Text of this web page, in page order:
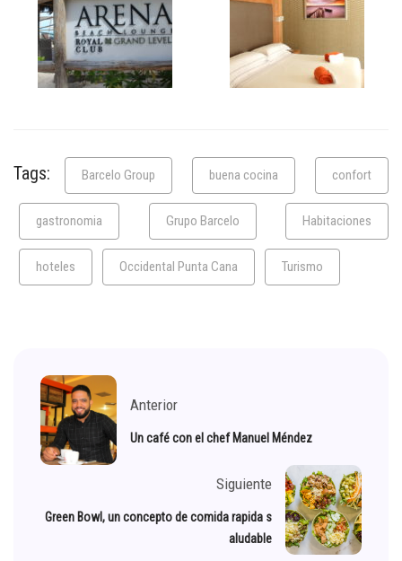
Tags: Barcelo Group buena cocina confort
gastronomia Grupo Barcelo Habitaciones
hoteles Occidental Punta Cana Turismo
Anterior
Un café con el chef Manuel Méndez
Siguiente
Green Bowl, un concepto de comida rapida s
aludable